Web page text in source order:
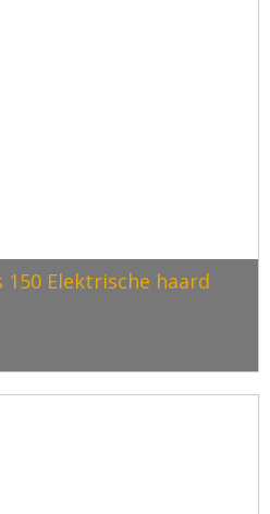
Elektrische haard